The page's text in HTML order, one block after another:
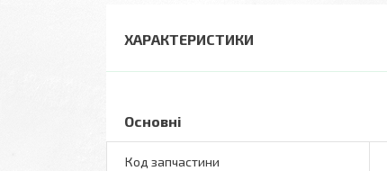
ХАРАКТЕРИСТИКИ
Основні
Код запчастини